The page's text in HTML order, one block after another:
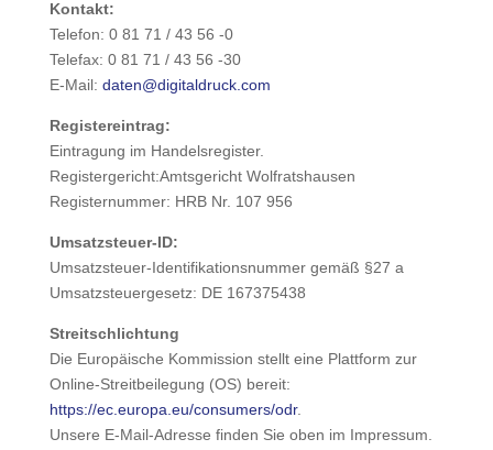
Kontakt:
Telefon: 0 81 71 / 43 56 -0
Telefax: 0 81 71 / 43 56 -30
E-Mail: daten@digitaldruck.com
Registereintrag:
Eintragung im Handelsregister.
Registergericht:Amtsgericht Wolfratshausen
Registernummer: HRB Nr. 107 956
Umsatzsteuer-ID:
Umsatzsteuer-Identifikationsnummer gemäß §27 a
Umsatzsteuergesetz: DE 167375438
Streitschlichtung
Die Europäische Kommission stellt eine Plattform zur
Online-Streitbeilegung (OS) bereit:
https://ec.europa.eu/consumers/odr.
Unsere E-Mail-Adresse finden Sie oben im Impressum.